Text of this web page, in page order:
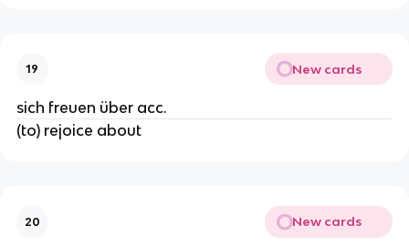
19 New cards
sich freuen über acc.
(to) rejoice about
20 New cards